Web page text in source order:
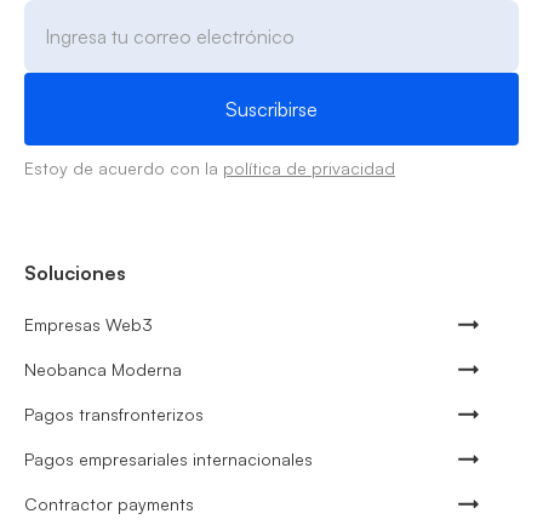
Estoy de acuerdo con la política de privacidad
Soluciones
Empresas Web3
Neobanca Moderna
Pagos transfronterizos
Pagos empresariales internacionales
Contractor payments